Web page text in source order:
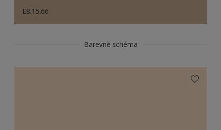
E8.15.66
Barevné schéma